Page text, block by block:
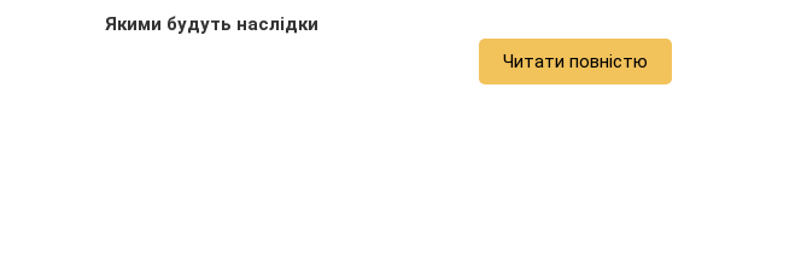
Якими будуть наслідки
Читати повністю